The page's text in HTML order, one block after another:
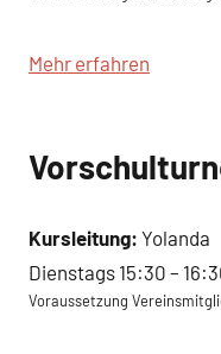
Mehr erfahren
Kursleitung: Yolanda
Dienstags 15:30 –
Voraussetzung